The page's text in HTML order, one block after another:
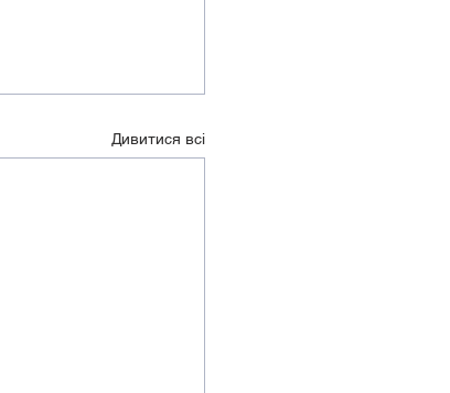
Дивитися всі